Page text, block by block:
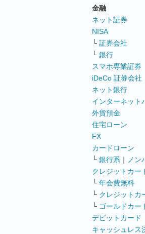
金融
ネット証券
NISA
└ 証券会社
└ 銀行
スマホ専業証券
iDeCo 証券会社
ネット銀行
インターネット
外貨預金
住宅ローン
FX
カードローン
└ 銀行系 ｜
ノン
クレジットカー
└ 年会費無料
└ クレジットカ
└ ゴールドカー
デビットカード
キャッシュレス